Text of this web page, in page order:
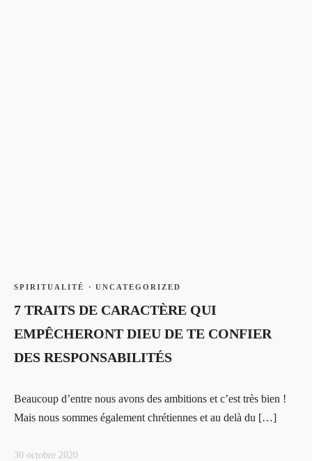
SPIRITUALITÉ · UNCATEGORIZED
7 TRAITS DE CARACTÈRE QUI
EMPÊCHERONT DIEU DE TE CONFIER
DES RESPONSABILITÉS
Beaucoup d’entre nous avons des ambitions et c’est très bien !
Mais nous sommes également chrétiennes et au delà du […]
30 octobre 2020